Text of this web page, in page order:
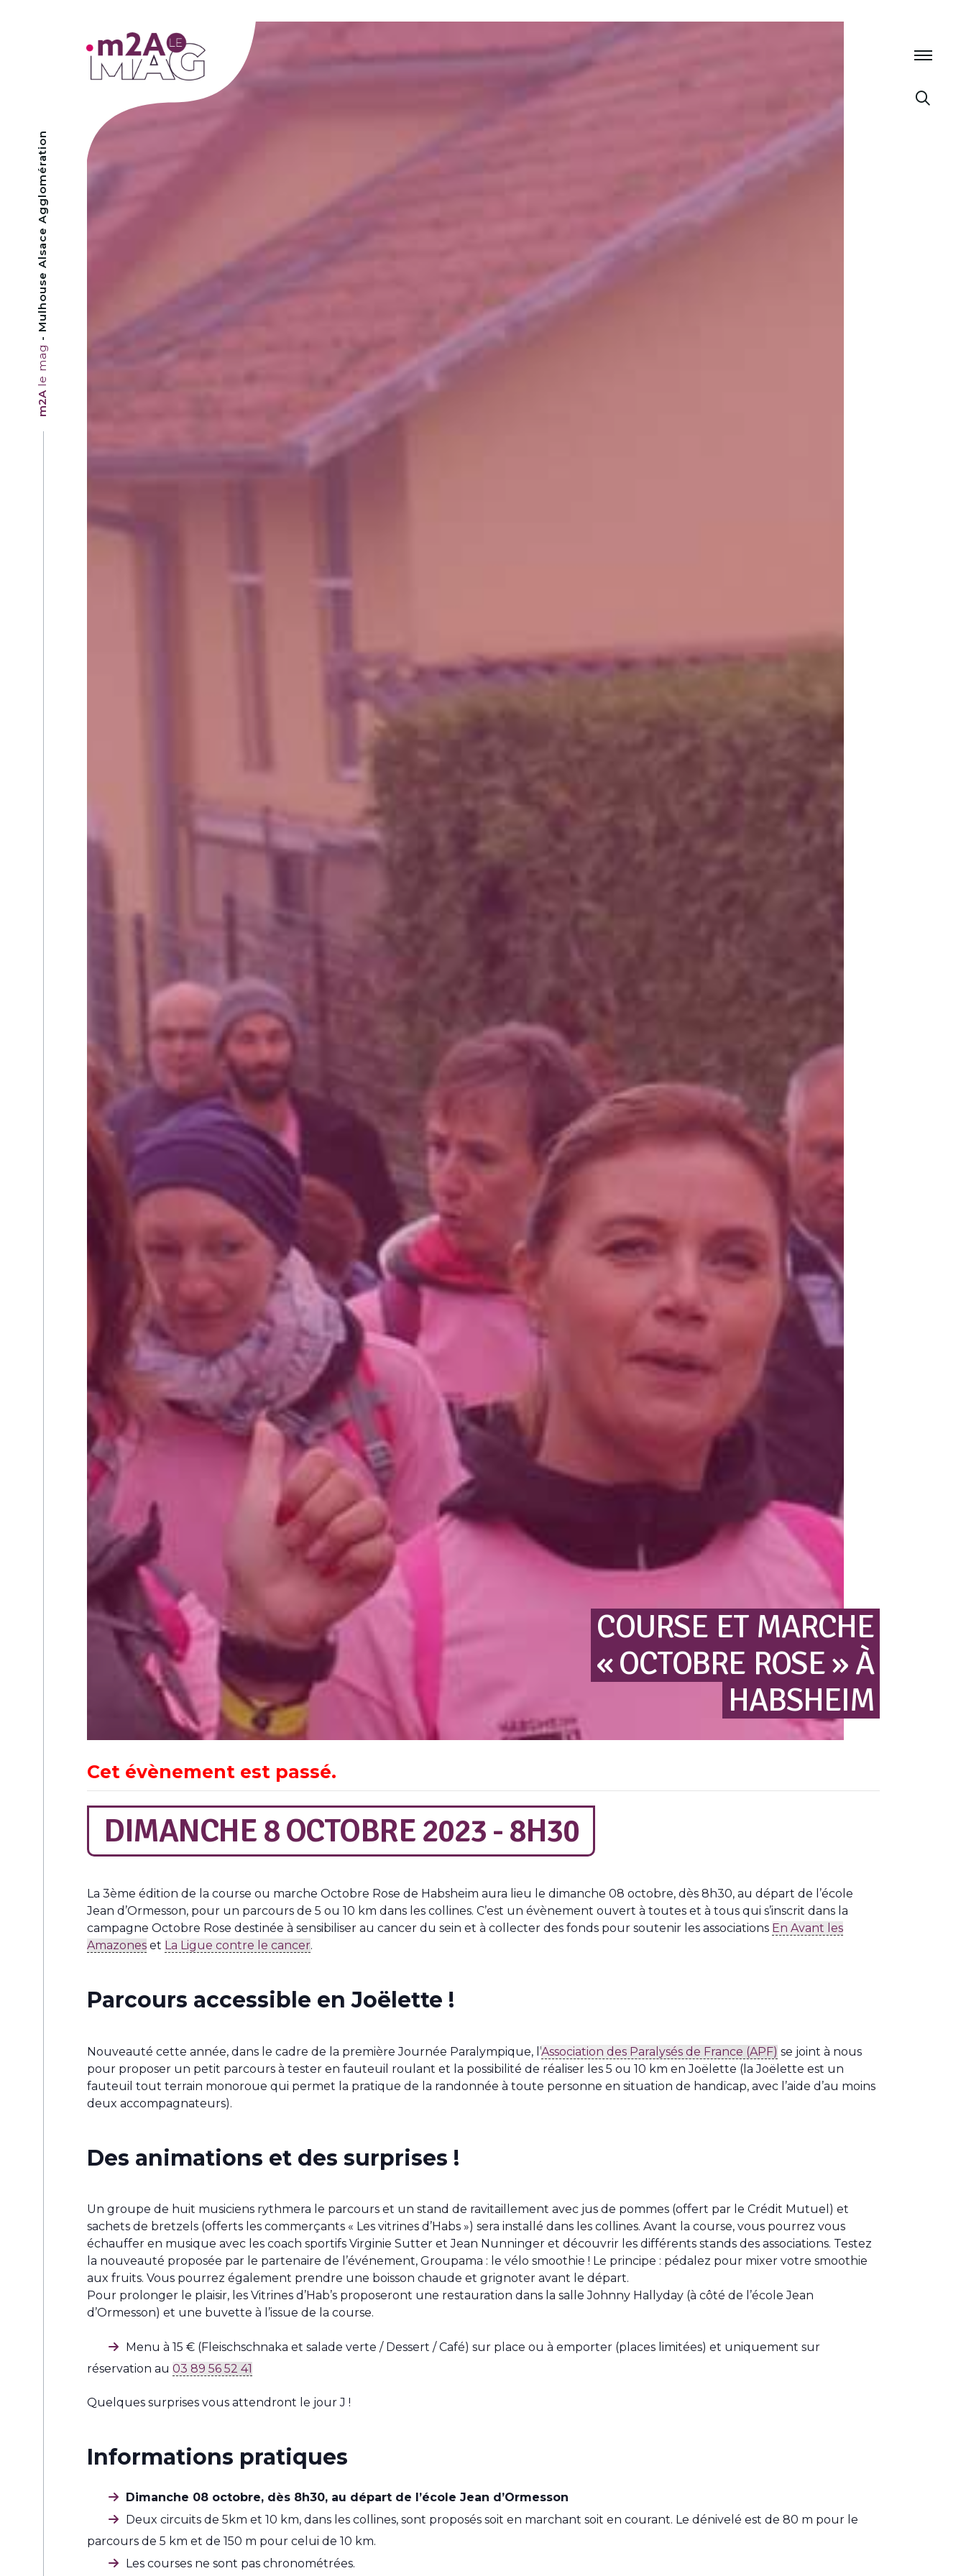
m2A
le mag
- Mulhouse Alsace Agglomération
COURSE ET MARCHE
« OCTOBRE ROSE » À
HABSHEIM
Cet évènement est passé.
DIMANCHE 8 OCTOBRE 2023 - 8H30
La 3ème édition de la course ou marche Octobre Rose de Habsheim aura lieu le dimanche 08 octobre, dès 8h30, au départ de l’école
Jean d’Ormesson, pour un parcours de 5 ou 10 km dans les collines. C’est un évènement ouvert à toutes et à tous qui s’inscrit dans la
campagne Octobre Rose destinée à sensibiliser au cancer du sein et à collecter des fonds pour soutenir les associations En Avant les
Amazones et La Ligue contre le cancer.
Parcours accessible en Joëlette !
Nouveauté cette année, dans le cadre de la première Journée Paralympique, l’Association des Paralysés de France (APF) se joint à nous
pour proposer un petit parcours à tester en fauteuil roulant et la possibilité de réaliser les 5 ou 10 km en Joëlette (la Joëlette est un
fauteuil tout terrain monoroue qui permet la pratique de la randonnée à toute personne en situation de handicap, avec l’aide d’au moins
deux accompagnateurs).
Des animations et des surprises !
Un groupe de huit musiciens rythmera le parcours et un stand de ravitaillement avec jus de pommes (offert par le Crédit Mutuel) et
sachets de bretzels (offerts les commerçants « Les vitrines d’Habs ») sera installé dans les collines. Avant la course, vous pourrez vous
échauffer en musique avec les coach sportifs Virginie Sutter et Jean Nunninger et découvrir les différents stands des associations. Testez
la nouveauté proposée par le partenaire de l’événement, Groupama : le vélo smoothie ! Le principe : pédalez pour mixer votre smoothie
aux fruits. Vous pourrez également prendre une boisson chaude et grignoter avant le départ.
Pour prolonger le plaisir, les Vitrines d’Hab’s proposeront une restauration dans la salle Johnny Hallyday (à côté de l’école Jean
d’Ormesson) et une buvette à l’issue de la course.
Menu à 15 € (Fleischschnaka et salade verte / Dessert / Café) sur place ou à emporter (places limitées) et uniquement sur
réservation au 03 89 56 52 41
Quelques surprises vous attendront le jour J !
Informations pratiques
Dimanche 08 octobre, dès 8h30, au départ de l’école Jean d’Ormesson
Deux circuits de 5km et 10 km, dans les collines, sont proposés soit en marchant soit en courant. Le dénivelé est de 80 m pour le
parcours de 5 km et de 150 m pour celui de 10 km.
Les courses ne sont pas chronométrées.